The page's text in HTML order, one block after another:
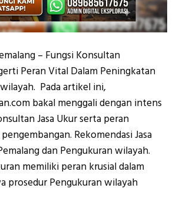
– Fungsi Konsultan
Peran Vital Dalam Peningkatan
Pada artikel ini,
bakal menggali dengan intens
Jasa Ukur serta peran
Rekomendasi Jasa
dan Pengukuran wilayah.
memiliki peran krusial dalam
prosedur Pengukuran wilayah